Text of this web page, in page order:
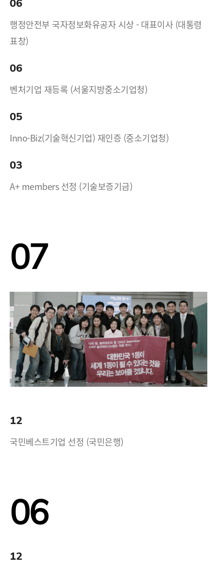
06
행정안전부 국자정보화유공자 시상 - 대표이사 (대통령
표창)
06
벤처기업 재등록 (서울지방중소기업청)
05
Inno-Biz(기술혁신기업) 재인증 (중소기업청)
03
A+ members 선정 (기술보증기금)
07
12
국민베스트기업 선정 (국민은행)
06
12